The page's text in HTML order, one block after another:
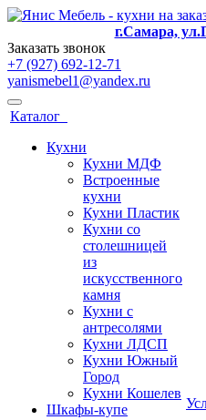
г.Самара,
Заказать звонок
+7 (927) 692-12-71
yanismebel1@yandex.ru
Каталог
Кухни
Кухни МДФ
Встроенные
кухни
Кухни Пластик
Кухни со
столешницей
из
искусcтвенного
камня
Кухни с
антресолями
Кухни ЛДСП
Кухни Южный
Город
Кухни Кошелев
Шкафы-купе